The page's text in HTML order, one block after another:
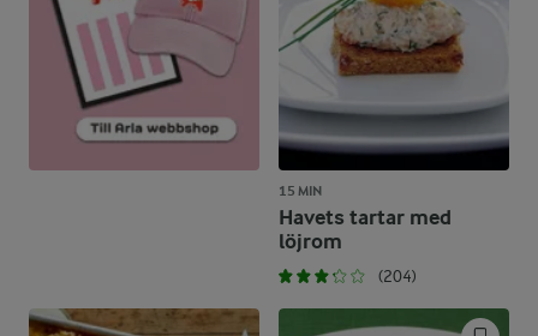
15 MIN
Havets tartar med
löjrom
(204)